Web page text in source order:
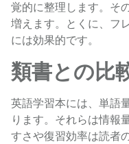
覚的に整理します。そ
増えます。とくに、フ
には効果的です。
類書との比
英語学習本には、単語
ります。それらは情報
すさや復習効率は読者